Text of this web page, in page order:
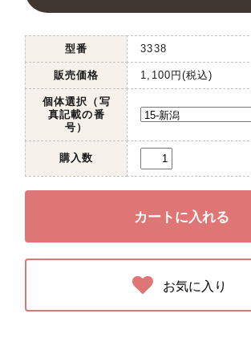
型番 3338
販売価格 1,100円(税込)
個体選択（写
真記載の番
号）
購入数
お気に入り